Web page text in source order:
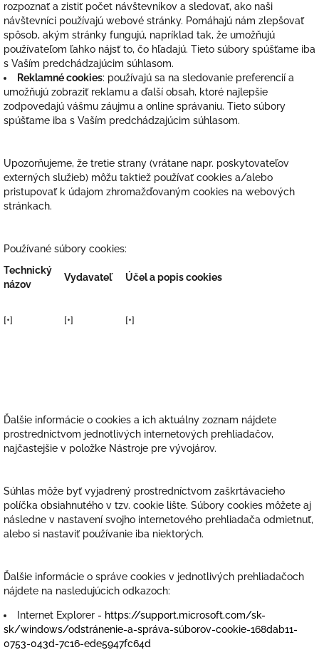
rozpoznať a zistiť počet návštevníkov a sledovať, ako naši
návštevníci používajú webové stránky. Pomáhajú nám zlepšovať
spôsob, akým stránky fungujú, napríklad tak, že umožňujú
používateľom ľahko nájsť to, čo hľadajú. Tieto súbory spúšťame iba
s Vaším predchádzajúcim súhlasom.
Reklamné cookies: používajú sa na sledovanie preferencií a
umožňujú zobraziť reklamu a ďalší obsah, ktoré najlepšie
zodpovedajú vášmu záujmu a online správaniu. Tieto súbory
spúšťame iba s Vaším predchádzajúcim súhlasom.
Upozorňujeme, že tretie strany (vrátane napr. poskytovateľov
externých služieb) môžu taktiež používať cookies a/alebo
pristupovať k údajom zhromažďovaným cookies na webových
stránkach.
Používané súbory cookies:
Technický
názov
Vydavateľ Účel a popis cookies
[•] [•] [•]
Ďalšie informácie o cookies a ich aktuálny zoznam nájdete
prostredníctvom jednotlivých internetových prehliadačov,
najčastejšie v položke Nástroje pre vývojárov.
Súhlas môže byť vyjadrený prostredníctvom zaškrtávacieho
políčka obsiahnutého v tzv. cookie lište. Súbory cookies môžete aj
následne v nastavení svojho internetového prehliadača odmietnuť,
alebo si nastaviť používanie iba niektorých.
Ďalšie informácie o správe cookies v jednotlivých prehliadačoch
nájdete na nasledujúcich odkazoch:
Internet Explorer - https://support.microsoft.com/sk-
sk/windows/odstránenie-a-správa-súborov-cookie-168dab11-
0753-043d-7c16-ede5947fc64d